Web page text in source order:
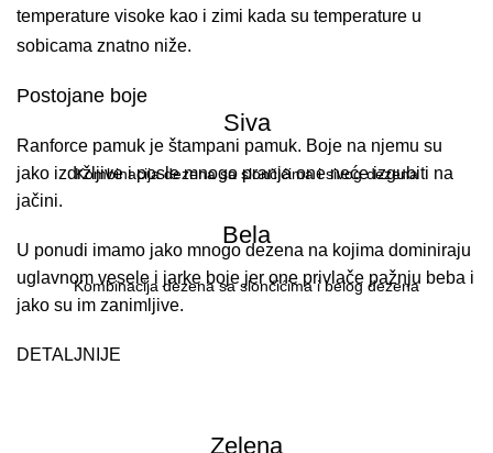
temperature visoke kao i zimi kada su temperature u
sobicama znatno niže.
Postojane boje
Ranforce pamuk je štampani pamuk. Boje na njemu su
jako izdržljive i posle mnogo pranja one neće izgubiti na
jačini.
U ponudi imamo jako mnogo dezena na kojima dominiraju
uglavnom vesele i jarke boje jer one privlače pažnju beba i
jako su im zanimljive.
DETALJNIJE
Siva
Kombinacija dezena sa slončićima i sivog dezena
Bela
Kombinacija dezena sa slončićima i belog dezena
Zelena